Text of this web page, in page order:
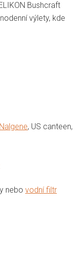
Bushcraft
výlety, kde
Nalgene, US canteen,
nebo vodní filtr